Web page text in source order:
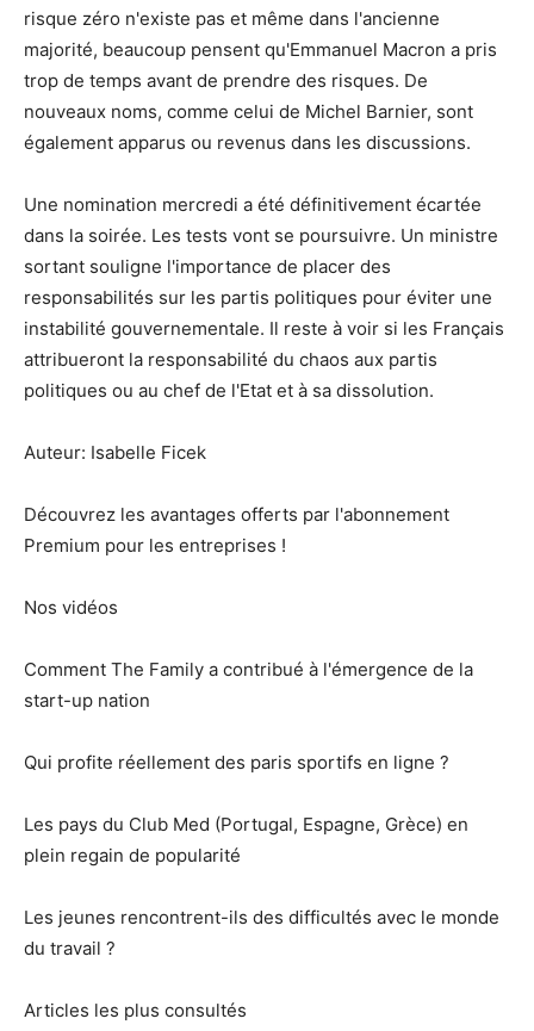
risque zéro n'existe pas et même dans l'ancienne
majorité, beaucoup pensent qu'Emmanuel Macron a pris
trop de temps avant de prendre des risques. De
nouveaux noms, comme celui de Michel Barnier, sont
également apparus ou revenus dans les discussions.
Une nomination mercredi a été définitivement écartée
dans la soirée. Les tests vont se poursuivre. Un ministre
sortant souligne l'importance de placer des
responsabilités sur les partis politiques pour éviter une
instabilité gouvernementale. Il reste à voir si les Français
attribueront la responsabilité du chaos aux partis
politiques ou au chef de l'Etat et à sa dissolution.
Auteur: Isabelle Ficek
Découvrez les avantages offerts par l'abonnement
Premium pour les entreprises !
Nos vidéos
Comment The Family a contribué à l'émergence de la
start-up nation
Qui profite réellement des paris sportifs en ligne ?
Les pays du Club Med (Portugal, Espagne, Grèce) en
plein regain de popularité
Les jeunes rencontrent-ils des difficultés avec le monde
du travail ?
Articles les plus consultés